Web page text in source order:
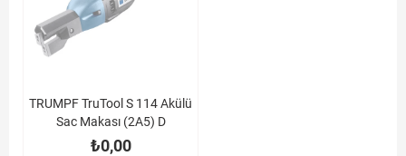
TRUMPF TruTool S 114 Akülü
Sac Makası (2A5) D
₺0,00